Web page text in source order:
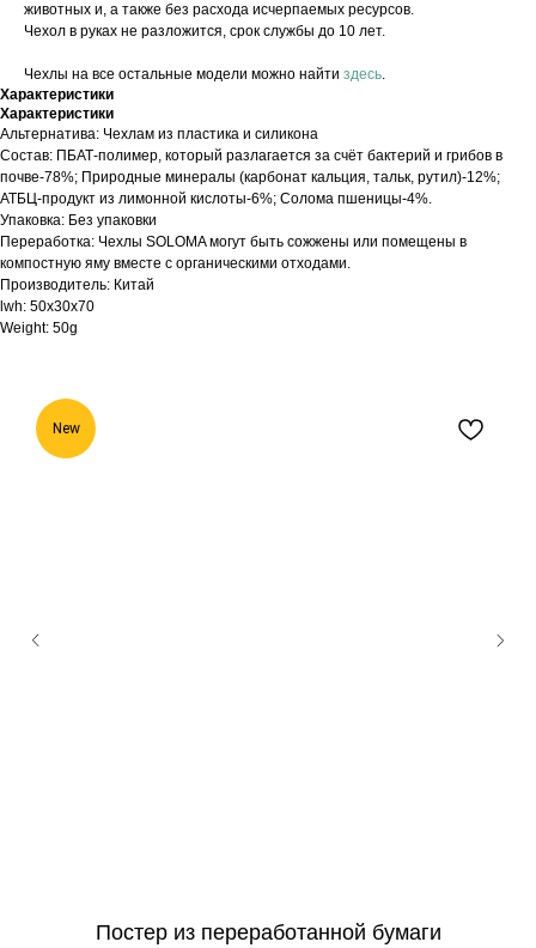
животных и, а также без расхода исчерпаемых ресурсов.
Чехол в руках не разложится, срок службы до 10 лет.
Чехлы на все остальные модели можно найти здесь.
Характеристики
Характеристики
Альтернатива: Чехлам из пластика и силикона
Состав: ПБАТ-полимер, который разлагается за счёт бактерий и грибов в
почве-78%; Природные минералы (карбонат кальция, тальк, рутил)-12%;
АТБЦ-продукт из лимонной кислоты-6%; Солома пшеницы-4%.
Упаковка: Без упаковки
Переработка: Чехлы SOLOMA могут быть сожжены или помещены в
компостную яму вместе с органическими отходами.
Производитель: Китай
lwh: 50x30x70
Weight: 50g
New
Постер из переработанной бумаги